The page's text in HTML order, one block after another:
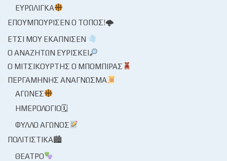
ΕΥΡΩΛΊΓΚΑ
ΕΠΟΥΜΠΟΎΡΙΣΕΝ Ο ΤΌΠΟΣ!🌩
ΈΤΣΙ ΜΟΥ ΕΚΆΠΝΙΣΕΝ
Ο ΑΝΑΖΗΤΏΝ ΕΥΡΊΣΚΕΙ
Ο ΜΙΤΣΙΚΟΥΡΤΉΣ Ο ΜΠΌΜΠΙΡΑΣ
ΠΕΡΓΑΜΗΝΉΣ ΑΝΆΓΝΩΣΜΑ
ΑΓΏΝΕΣ
ΗΜΕΡΟΛΌΓΙΟ🗓
ΦΎΛΛΟ ΑΓΏΝΟΣ
ΠΟΛΙΤΙΣΤΙΚΆ🏙
ΘΈΑΤΡΟ